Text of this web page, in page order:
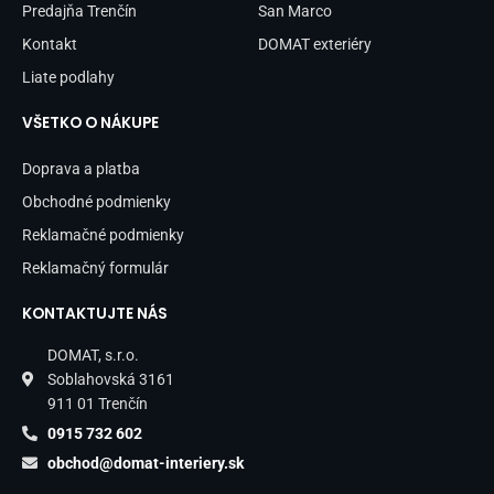
Predajňa Trenčín
Kontakt
Liate podlahy
San Marco
DOMAT exteriéry
VŠETKO O NÁKUPE
Doprava a platba
Obchodné podmienky
Reklamačné podmienky
Reklamačný formulár
KONTAKTUJTE NÁS
DOMAT, s.r.o.
Soblahovská 3161
911 01 Trenčín
0915 732 602
obchod@domat-interiery.sk